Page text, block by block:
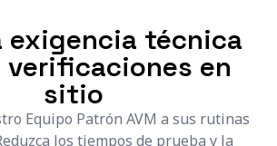
exigencia técnica
verificaciones en
sitio
Equipo Patrón AVM a sus rutinas
los tiempos de prueba y la